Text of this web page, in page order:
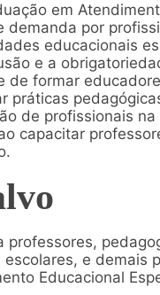
em
demanda por
educacionais
e a
de formar
práticas
de profissionais
capacitar
professores,
e demais
Educacional